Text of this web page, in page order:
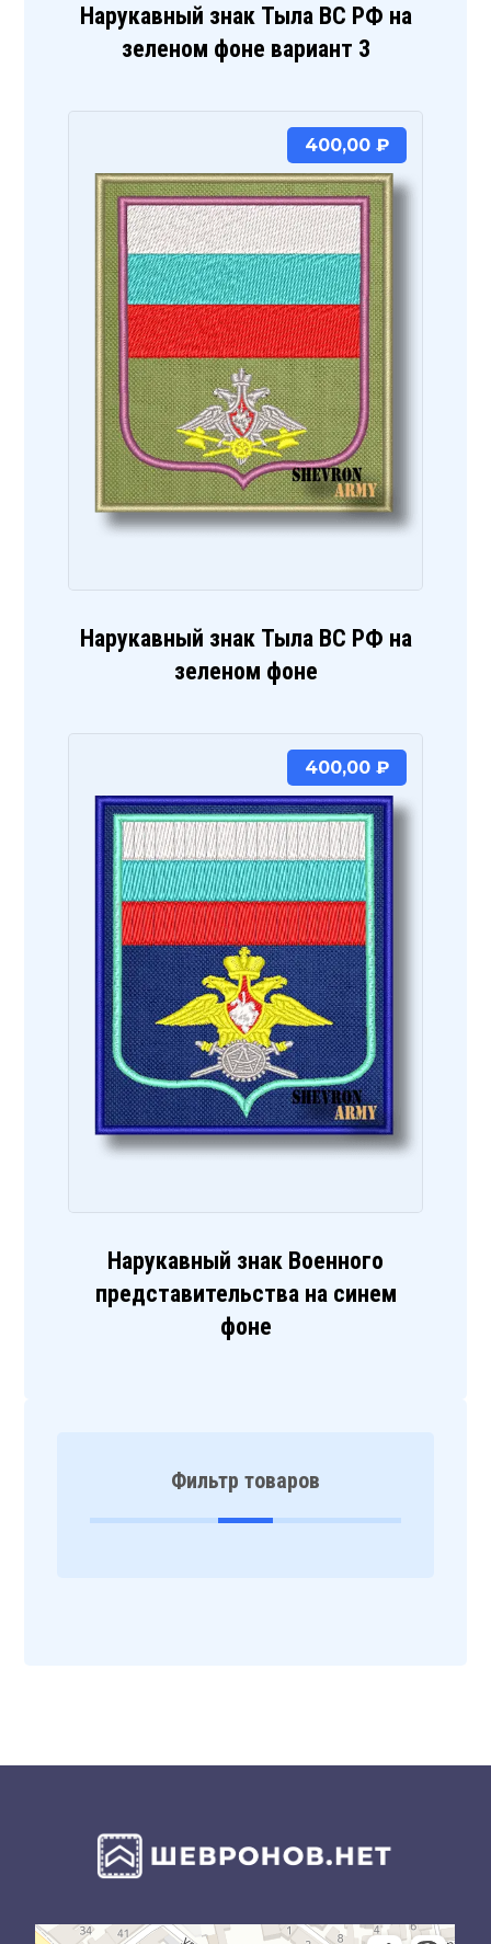
Нарукавный знак Тыла ВС РФ на
зеленом фоне вариант 3
Нарукавный знак Тыла ВС РФ на
зеленом фоне
400,00 ₽
Нарукавный знак Военного
представительства на синем
фоне
400,00 ₽
Фильтр товаров